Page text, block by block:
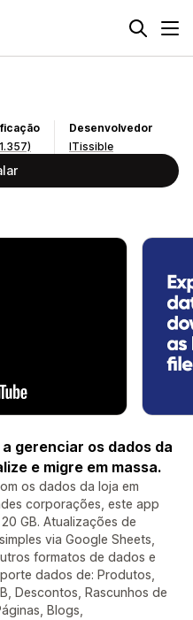
Desenvolvedor
ITissible
gerenciar os dados da
e migre em massa.
os dados da loja em
corporações, este app
GB. Atualizações de
via Google Sheets,
formatos de dados e
dados de: Produtos,
Descontos, Rascunhos de
Blogs,